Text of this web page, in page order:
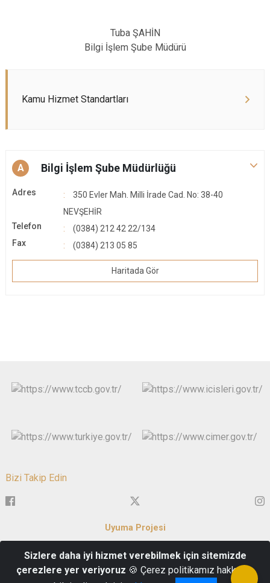
Tuba ŞAHİN
Bilgi İşlem Şube Müdürü
Kamu Hizmet Standartları
A Bilgi İşlem Şube Müdürlüğü
Adres
350 Evler Mah. Milli İrade Cad. No: 38-40
NEVŞEHİR
Telefon
(0384) 212 42 22/134
Fax
(0384) 213 05 85
Haritada Gör
Bizi Takip Edin
Uyuma Projesi
350 Evler Mah. Milli İrade Cad. No: 38-40 Merkez/NEVŞEHİR
Santral: 0384 212 42 22 Fax: 0384 213 05 85
Sizlere daha iyi hizmet verebilmek için sitemizde
çerezlere yer veriyoruz 🍪 Çerez politikamız hakkında